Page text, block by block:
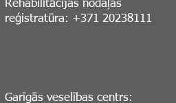
Rehabilitācijas nodaļas
reģistratūra: +371 20238111
Garīgās veselības centrs: